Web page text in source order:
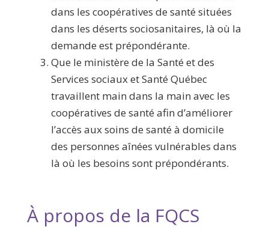
dans les coopératives de santé situées
dans les déserts sociosanitaires, là où la
demande est prépondérante.
Que le ministère de la Santé et des
Services sociaux et Santé Québec
travaillent main dans la main avec les
coopératives de santé afin d’améliorer
l’accès aux soins de santé à domicile
des personnes aînées vulnérables dans
là où les besoins sont prépondérants.
À propos de la FQCS